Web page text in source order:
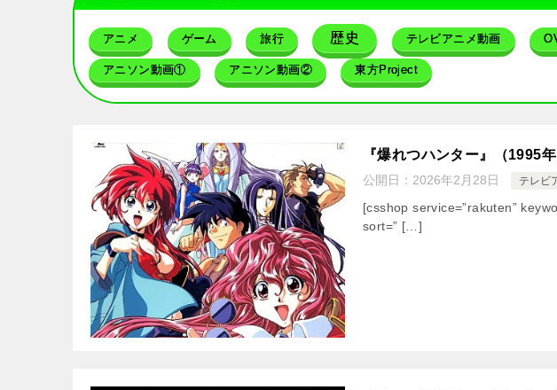
アニメ ゲーム 旅行 歴史 テレビアニメ動画
アニソン動画① アニソン動画② 東方Project
『爆れつハンター』（1995
公開日： 2026年2月28日 テレビ
[csshop service=”rakuten”
sort=” […]